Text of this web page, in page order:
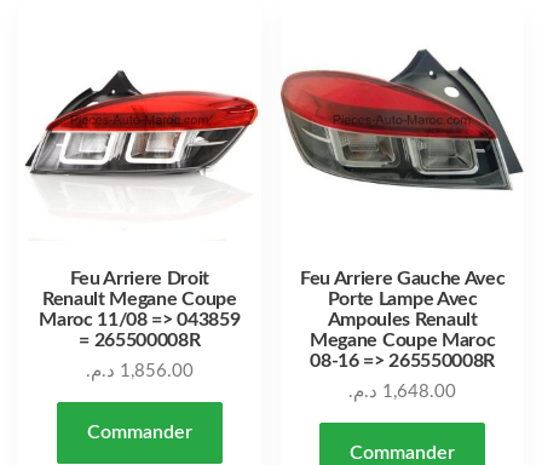
Feu Arriere Droit
Renault Megane Coupe
Maroc 11/08 => 043859
= 265500008R
1,856.00 د.م.
Commander
Feu Arriere Gauche Avec
Porte Lampe Avec
Ampoules Renault
Megane Coupe Maroc
08-16 => 265550008R
1,648.00 د.م.
Commander